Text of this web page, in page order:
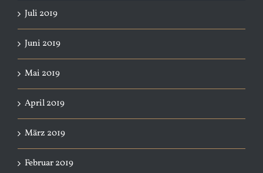
Juli 2019
Juni 2019
Mai 2019
April 2019
März 2019
Februar 2019